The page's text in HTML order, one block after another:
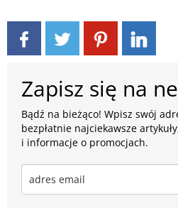
Zapisz się na
Bądź na bieżąco! Wpisz swój
bezpłatnie najciekawsze
i informacje o promocjach.